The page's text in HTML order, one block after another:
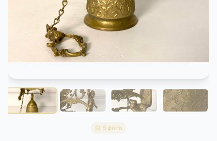
КОНТАКТЫ
ДОСТАВКА И ОПЛАТА
5 фото